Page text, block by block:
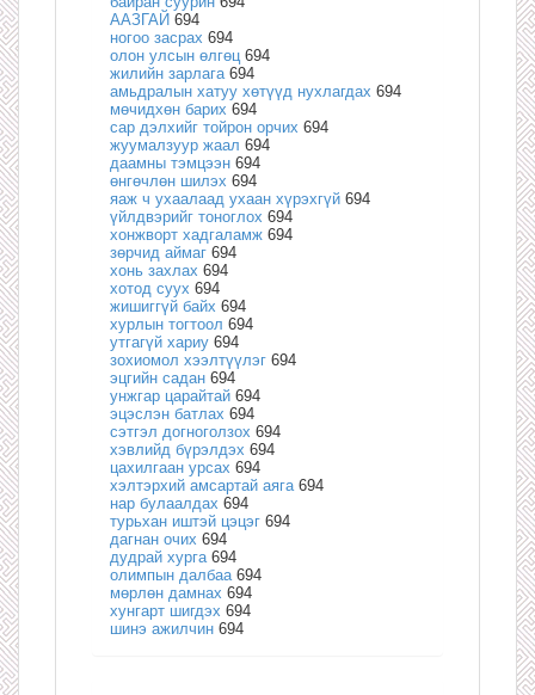
ААЗГАЙ 694
ногоо засрах 694
олон улсын өлгөц 694
жилийн зарлага 694
амьдралын хатуу хөтүүд нухлагдах 694
мөчидхөн барих 694
сар дэлхийг тойрон орчих 694
жуумалзуур жаал 694
даамны тэмцээн 694
өнгөчлөн шилэх 694
яаж ч ухаалаад ухаан хүрэхгүй 694
үйлдвэрийг тоноглох 694
хонжворт хадгаламж 694
зөрчид аймаг 694
хонь захлах 694
хотод суух 694
жишиггүй байх 694
хурлын тогтоол 694
утгагүй хариу 694
зохиомол хээлтүүлэг 694
эцгийн садан 694
унжгар царайтай 694
эцэслэн батлах 694
сэтгэл догноголзох 694
хэвлийд бүрэлдэх 694
цахилгаан урсах 694
хэлтэрхий амсартай аяга 694
нар булаалдах 694
турьхан иштэй цэцэг 694
дагнан очих 694
дудрай хурга 694
олимпын далбаа 694
мөрлөн дамнах 694
хунгарт шигдэх 694
шинэ ажилчин 694